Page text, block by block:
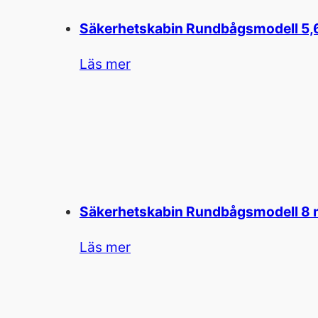
Säkerhetskabin Rundbågsmodell
Läs mer
Säkerhetskabin Rundbågsmodell 8
Läs mer